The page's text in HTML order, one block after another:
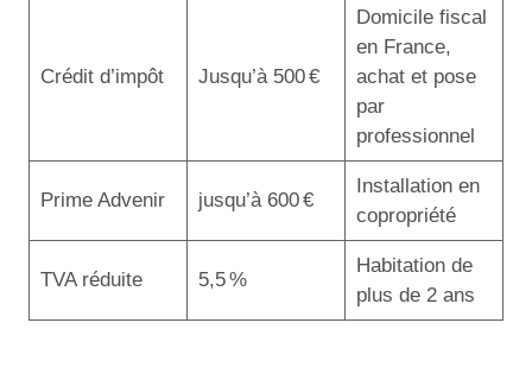
Crédit d’impôt Jusqu’à 500 €
Domicile fiscal
en France,
achat et pose
par
professionnel
Prime Advenir jusqu’à 600 €
Installation en
copropriété
TVA réduite 5,5 %
Habitation de
plus de 2 ans